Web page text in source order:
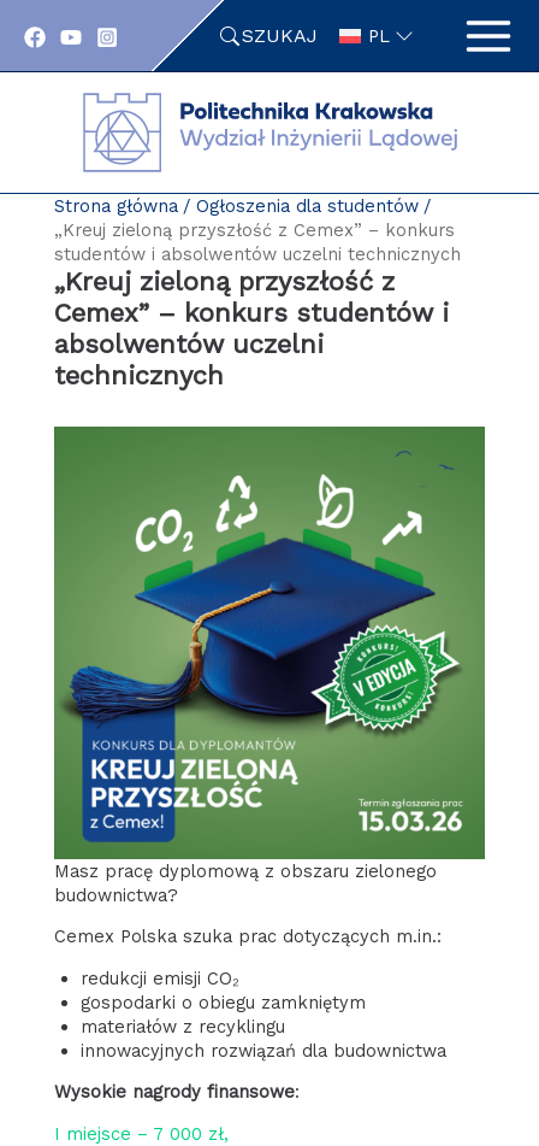
SZUKAJ PL
Strona główna
Ogłoszenia dla studentów
„Kreuj zieloną przyszłość z Cemex” – konkurs
studentów i absolwentów uczelni technicznych
„Kreuj zieloną przyszłość z
Cemex” – konkurs studentów i
absolwentów uczelni
technicznych
Masz pracę dyplomową z obszaru zielonego
budownictwa?
Cemex Polska szuka prac dotyczących m.in.:
redukcji emisji CO₂
gospodarki o obiegu zamkniętym
materiałów z recyklingu
innowacyjnych rozwiązań dla budownictwa
Wysokie nagrody finansowe:
I miejsce – 7 000 zł,